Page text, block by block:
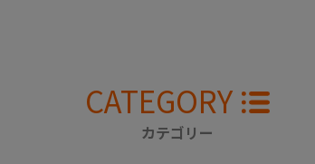
CATEGORY
カテゴリー